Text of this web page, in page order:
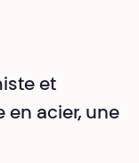
et
acier, une